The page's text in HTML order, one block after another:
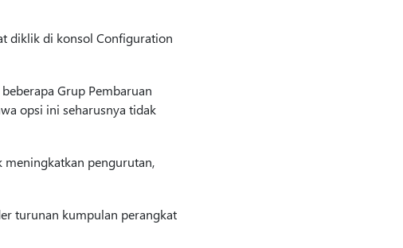
diklik di konsol Configuration
Grup Pembaruan
opsi ini seharusnya tidak
meningkatkan pengurutan,
turunan kumpulan perangkat